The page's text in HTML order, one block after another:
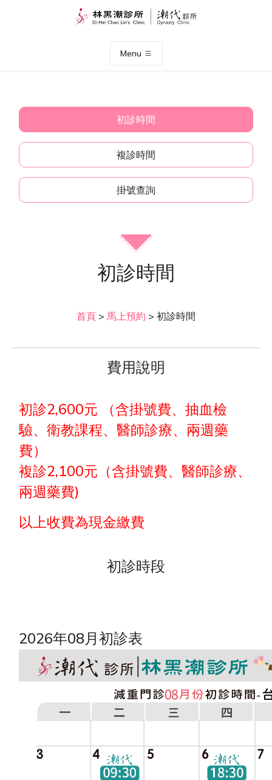
Menu
初診時間
複診時間
掛號查詢
初診時間
首頁 > 馬上預約 > 初診時間
費用說明
初診2,600元 （含掛號費、抽血檢
驗、衛教課程、醫師診療、兩週藥
費）
複診2,100元（含掛號費、醫師診療、
兩週藥費)
以上收費為現金繳費
初診時段
2026年08月初診表